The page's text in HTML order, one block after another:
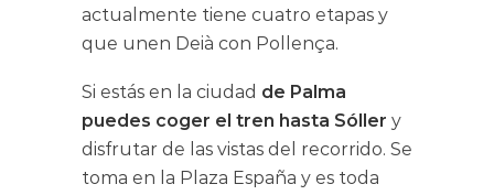
actualmente tiene cuatro etapas y
que unen Deià con Pollença.
Si estás en la ciudad de Palma
puedes coger el tren hasta Sóller y
disfrutar de las vistas del recorrido. Se
toma en la Plaza España y es toda